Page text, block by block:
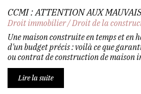
CCMI : ATTENTION AUX
Droit immobilier/Droit de la
Une maison construite en temps et en
d'un budget précis : voilà ce que
ou contrat de construction de maison
Lire la suite